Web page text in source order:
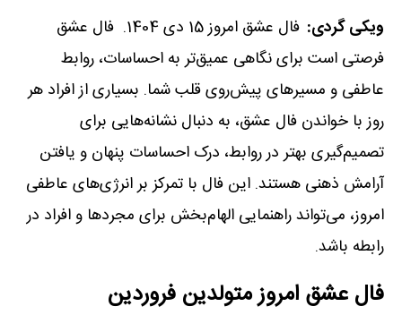
ویکی گردی:
فال عشق امروز 15 دی 1404. فال عشق
فرصتی است برای نگاهی عمیق‌تر به احساسات، روابط
عاطفی و مسیرهای پیش‌روی قلب شما. بسیاری از افراد هر
روز با خواندن فال عشق، به دنبال نشانه‌هایی برای
تصمیم‌گیری بهتر در روابط، درک احساسات پنهان و یافتن
آرامش ذهنی هستند. این فال با تمرکز بر انرژی‌های عاطفی
امروز، می‌تواند راهنمایی الهام‌بخش برای مجردها و افراد در
رابطه باشد.
فال عشق امروز متولدین فروردین